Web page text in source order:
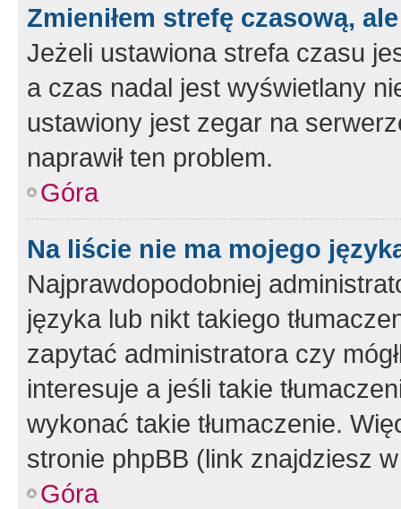
Zmieniłem strefę czasową,
Jeżeli ustawiona strefa czasu
a czas nadal jest wyświetlany
ustawiony jest zegar na
naprawił ten problem.
Góra
Na liście nie ma mojego
Najprawdopodobniej
języka lub nikt takiego
zapytać administratora czy
interesuje a jeśli takie
wykonać takie tłumaczenie.
stronie phpBB (link znajdziesz
Góra